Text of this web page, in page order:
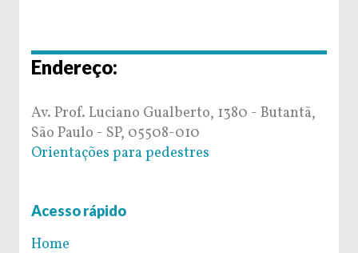
Endereço:
Av. Prof. Luciano Gualberto, 1380 - Butantã,
São Paulo - SP, 05508-010
Orientações para pedestres
Acesso rápido
Home